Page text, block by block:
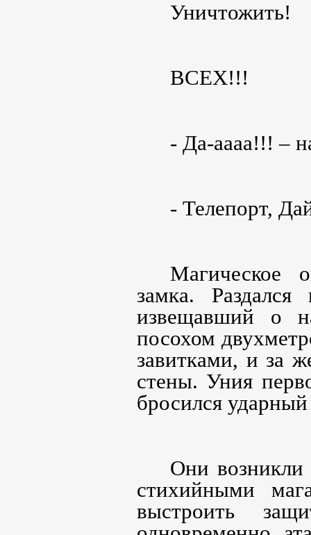
Уничтожить!
ВСЕХ!!!
- Да-аааа!!! –
- Телепорт,
Магическое
замка.
извещавший о
посохом
завитками, и за
стены. Уния
бросился
Они
стихийными
выстроить